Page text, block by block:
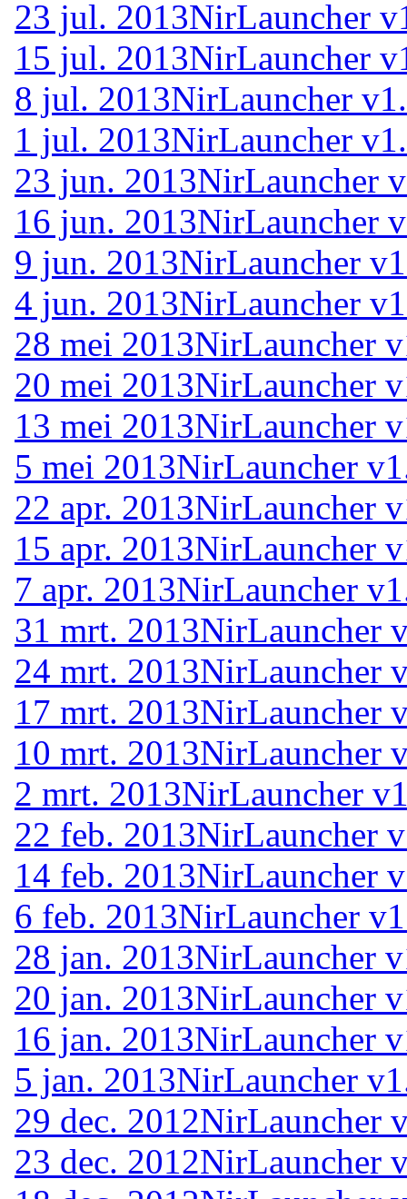
23 jul. 2013NirLauncher
15 jul. 2013NirLauncher
8 jul. 2013NirLauncher
1 jul. 2013NirLauncher
23 jun. 2013NirLauncher
16 jun. 2013NirLauncher
9 jun. 2013NirLauncher
4 jun. 2013NirLauncher
28 mei 2013NirLauncher
20 mei 2013NirLauncher
13 mei 2013NirLauncher
5 mei 2013NirLauncher
22 apr. 2013NirLauncher
15 apr. 2013NirLauncher
7 apr. 2013NirLauncher
31 mrt. 2013NirLauncher
24 mrt. 2013NirLauncher
17 mrt. 2013NirLauncher
10 mrt. 2013NirLauncher
2 mrt. 2013NirLauncher
22 feb. 2013NirLauncher
14 feb. 2013NirLauncher
6 feb. 2013NirLauncher
28 jan. 2013NirLauncher
20 jan. 2013NirLauncher
16 jan. 2013NirLauncher
5 jan. 2013NirLauncher
29 dec. 2012NirLauncher
23 dec. 2012NirLauncher